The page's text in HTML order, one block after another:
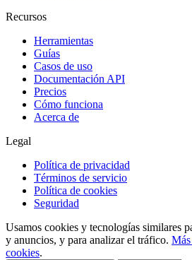
Recursos
Herramientas
Guías
Casos de uso
Documentación API
Precios
Cómo funciona
Acerca de
Legal
Política de privacidad
Términos de servicio
Política de cookies
Seguridad
Usamos cookies y tecnologías similares
y anuncios, y para analizar el tráfico.
cookies.